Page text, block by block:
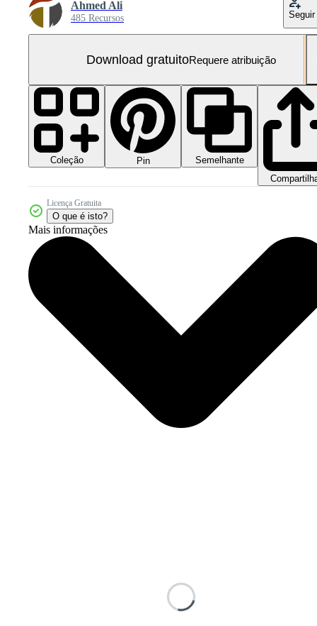
Ahmed Ali
485 Recursos Seguir
Download gratuitoRequere atribuição
Coleção Pin
Semelhante
Licença Gratuita
O que é isto?
Mais informações